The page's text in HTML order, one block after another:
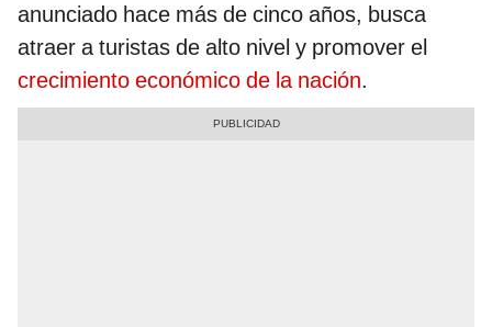
anunciado hace más de cinco años, busca
atraer a turistas de alto nivel y promover el
crecimiento económico de la nación.